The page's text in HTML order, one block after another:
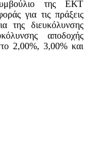
της ΕΚΤ
για τις πράξεις
της διευκόλυνσης
αποδοχής
2,00%, 3,00% και